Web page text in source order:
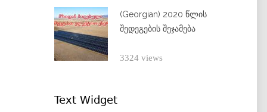
(Georgian) 2020 წლის
შედეგების შეჯამება
3324 views
Text Widget